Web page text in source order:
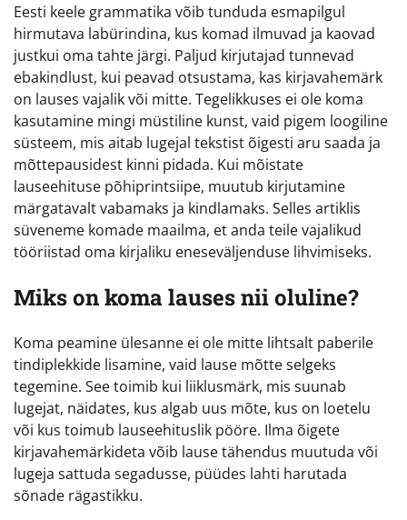
Eesti keele grammatika võib tunduda esmapilgul
hirmutava labürindina, kus komad ilmuvad ja kaovad
justkui oma tahte järgi. Paljud kirjutajad tunnevad
ebakindlust, kui peavad otsustama, kas kirjavahemärk
on lauses vajalik või mitte. Tegelikkuses ei ole koma
kasutamine mingi müstiline kunst, vaid pigem loogiline
süsteem, mis aitab lugejal tekstist õigesti aru saada ja
mõttepausidest kinni pidada. Kui mõistate
lauseehituse põhiprintsiipe, muutub kirjutamine
märgatavalt vabamaks ja kindlamaks. Selles artiklis
süveneme komade maailma, et anda teile vajalikud
tööriistad oma kirjaliku eneseväljenduse lihvimiseks.
Miks on koma lauses nii oluline?
Koma peamine ülesanne ei ole mitte lihtsalt paberile
tindiplekkide lisamine, vaid lause mõtte selgeks
tegemine. See toimib kui liiklusmärk, mis suunab
lugejat, näidates, kus algab uus mõte, kus on loetelu
või kus toimub lauseehituslik pööre. Ilma õigete
kirjavahemärkideta võib lause tähendus muutuda või
lugeja sattuda segadusse, püüdes lahti harutada
sõnade rägastikku.